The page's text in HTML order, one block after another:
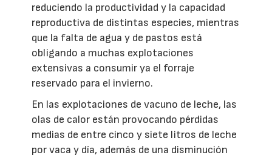
reduciendo la productividad y la capacidad
reproductiva de distintas especies, mientras
que la falta de agua y de pastos está
obligando a muchas explotaciones
extensivas a consumir ya el forraje
reservado para el invierno.
En las explotaciones de vacuno de leche, las
olas de calor están provocando pérdidas
medias de entre cinco y siete litros de leche
por vaca y día, además de una disminución